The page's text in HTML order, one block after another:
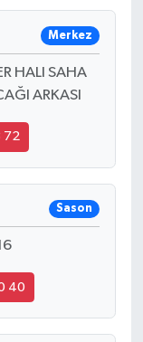
Merkez
HALI SAHA
ARKASI
72
Sason
40